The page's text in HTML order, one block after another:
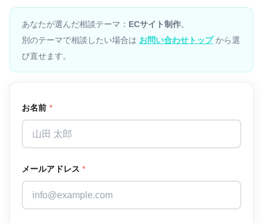
あなたが選んだ相談テーマ： ECサイト制作。
別のテーマで相談したい場合は お問い合わせトップから選
び直せます。
お名前 *
メールアドレス*